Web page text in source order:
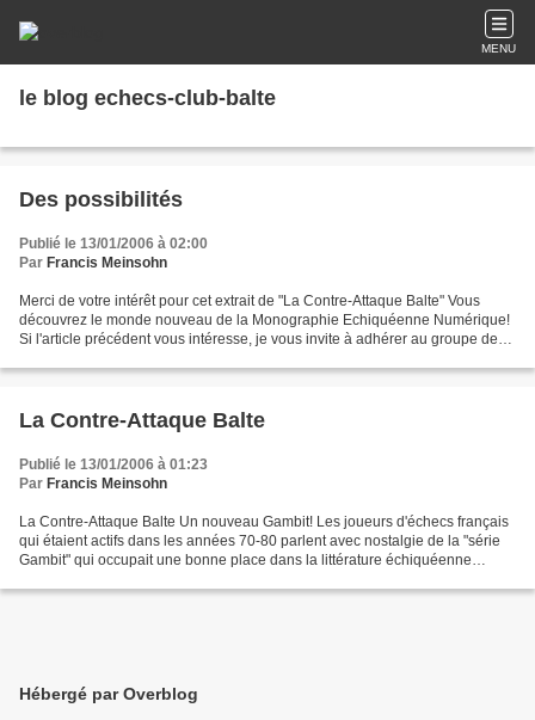
MENU
le blog echecs-club-balte
Des possibilités
Publié le 13/01/2006 à 02:00
Par Francis Meinsohn
Merci de votre intérêt pour cet extrait de "La Contre-Attaque Balte" Vous
découvrez le monde nouveau de la Monographie Echiquéenne Numérique!
Si l'article précédent vous intéresse, je vous invite à adhérer au groupe de
La Contre-Attaque Balte
Publié le 13/01/2006 à 01:23
Par Francis Meinsohn
La Contre-Attaque Balte Un nouveau Gambit! Les joueurs d'échecs français
qui étaient actifs dans les années 70-80 parlent avec nostalgie de la "série
Gambit" qui occupait une bonne place dans la littérature échiquéenne
Hébergé par Overblog